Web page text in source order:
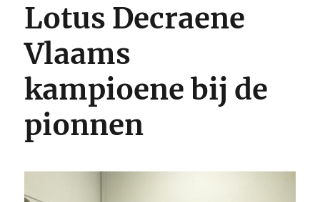
Lotus Decraene
Vlaams
kampioene bij de
pionnen